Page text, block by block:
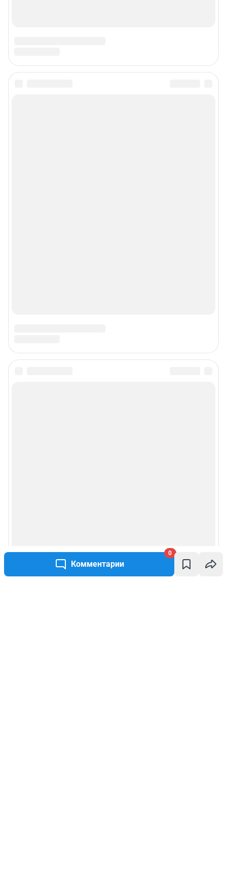
Комментарии
0